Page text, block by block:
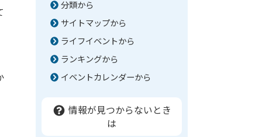
分類から
サイトマップから
ライフイベントから
ランキングから
イベントカレンダーから
情報が見つからないとき
は